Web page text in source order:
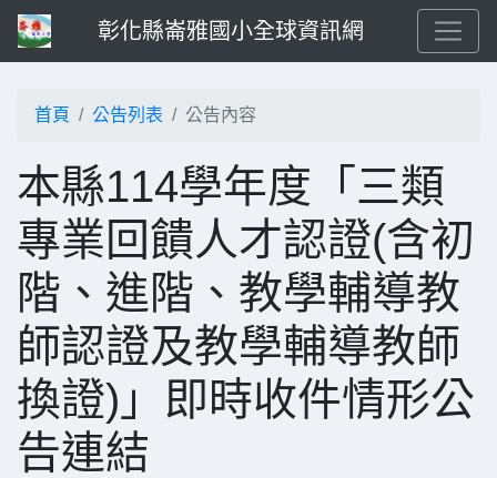
彰化縣崙雅國小全球資訊網
首頁 公告列表 公告內容
本縣114學年度「三類
專業回饋人才認證(含初
階、進階、教學輔導教
師認證及教學輔導教師
換證)」即時收件情形公
告連結